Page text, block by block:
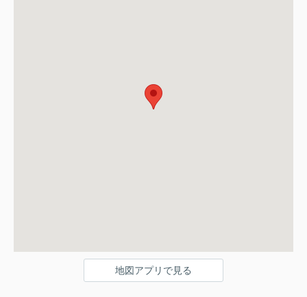
地図アプリで見る